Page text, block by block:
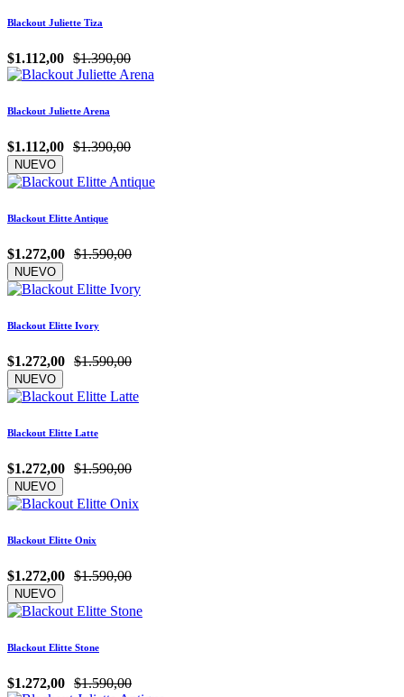
Blackout Juliette Tiza
$1.112,00 $1.390,00
Blackout Juliette Arena
$1.112,00 $1.390,00
NUEVO
Blackout Elitte Antique
$1.272,00 $1.590,00
NUEVO
Blackout Elitte Ivory
$1.272,00 $1.590,00
NUEVO
Blackout Elitte Latte
$1.272,00 $1.590,00
NUEVO
Blackout Elitte Onix
$1.272,00 $1.590,00
NUEVO
Blackout Elitte Stone
$1.272,00 $1.590,00